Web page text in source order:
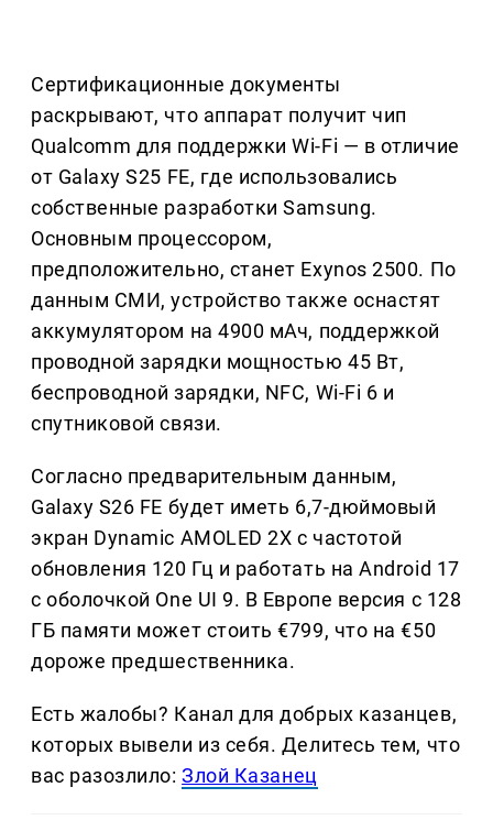
Сертификационные документы
раскрывают, что аппарат получит чип
Qualcomm для поддержки Wi-Fi — в отличие
от Galaxy S25 FE, где использовались
собственные разработки Samsung.
Основным процессором,
предположительно, станет Exynos 2500. По
данным СМИ, устройство также оснастят
аккумулятором на 4900 мАч, поддержкой
проводной зарядки мощностью 45 Вт,
беспроводной зарядки, NFC, Wi-Fi 6 и
спутниковой связи.
Согласно предварительным данным,
Galaxy S26 FE будет иметь 6,7-дюймовый
экран Dynamic AMOLED 2X с частотой
обновления 120 Гц и работать на Android 17
с оболочкой One UI 9. В Европе версия с 128
ГБ памяти может стоить €799, что на €50
дороже предшественника.
Есть жалобы? Канал для добрых казанцев,
которых вывели из себя. Делитеcь тем, что
вас разозлило:Злой Казанец